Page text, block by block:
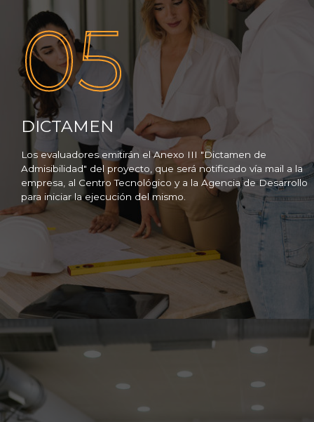
05
DICTAMEN
Los evaluadores emitirán el Anexo III "Dictamen de
Admisibilidad" del proyecto, que será notificado vía mail a la
empresa, al Centro Tecnológico y a la Agencia de Desarrollo
para iniciar la ejecución del mismo.